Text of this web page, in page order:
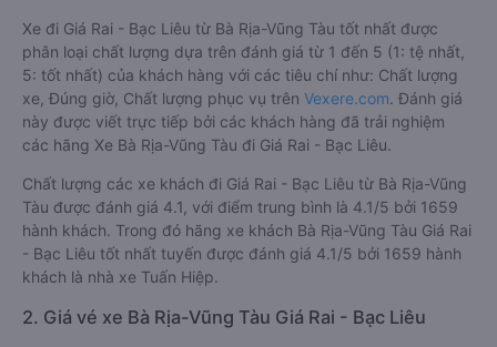
Xe đi Giá Rai - Bạc Liêu từ Bà Rịa-Vũng Tàu tốt nhất được
phân loại chất lượng dựa trên đánh giá từ 1 đến 5 (1: tệ nhất,
5: tốt nhất) của khách hàng với các tiêu chí như: Chất lượng
xe, Đúng giờ, Chất lượng phục vụ trên Vexere.com. Đánh giá
này được viết trực tiếp bởi các khách hàng đã trải nghiệm
các hãng Xe Bà Rịa-Vũng Tàu đi Giá Rai - Bạc Liêu.
Chất lượng các xe khách đi Giá Rai - Bạc Liêu từ Bà Rịa-Vũng
Tàu được đánh giá 4.1, với điểm trung bình là 4.1/5 bởi 1659
hành khách. Trong đó hãng xe khách Bà Rịa-Vũng Tàu Giá Rai
- Bạc Liêu tốt nhất tuyến được đánh giá 4.1/5 bởi 1659 hành
khách là nhà xe Tuấn Hiệp.
2. Giá vé xe Bà Rịa-Vũng Tàu Giá Rai - Bạc Liêu